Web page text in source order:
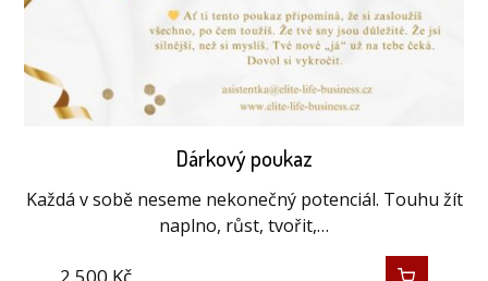
Dárkový poukaz
Každá v sobě neseme nekonečný potenciál. Touhu žít
naplno, růst, tvořit,…
2 500 Kč